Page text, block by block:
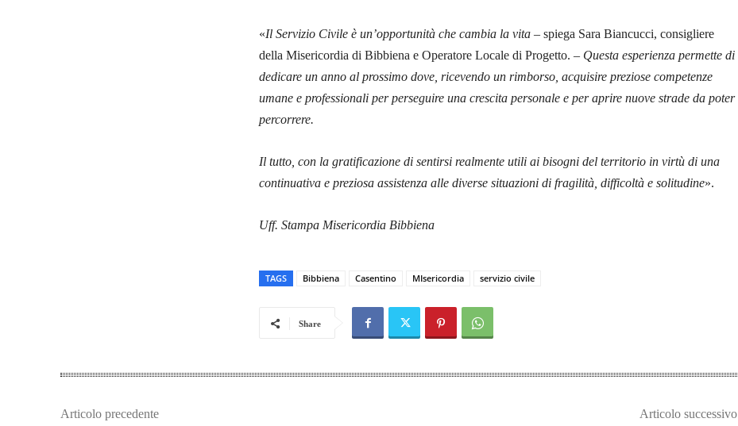
«Il Servizio Civile è un’opportunità che cambia la vita – spiega Sara Biancucci, consigliere
della Misericordia di Bibbiena e Operatore Locale di Progetto. – Questa esperienza permette di
dedicare un anno al prossimo dove, ricevendo un rimborso, acquisire preziose competenze
umane e professionali per perseguire una crescita personale e per aprire nuove strade da poter
percorrere.
Il tutto, con la gratificazione di sentirsi realmente utili ai bisogni del territorio in virtù di una
continuativa e preziosa assistenza alle diverse situazioni di fragilità, difficoltà e solitudine».
Uff. Stampa Misericordia Bibbiena
TAGS Bibbiena Casentino MIsericordia servizio civile
Share
Articolo precedente Articolo successivo